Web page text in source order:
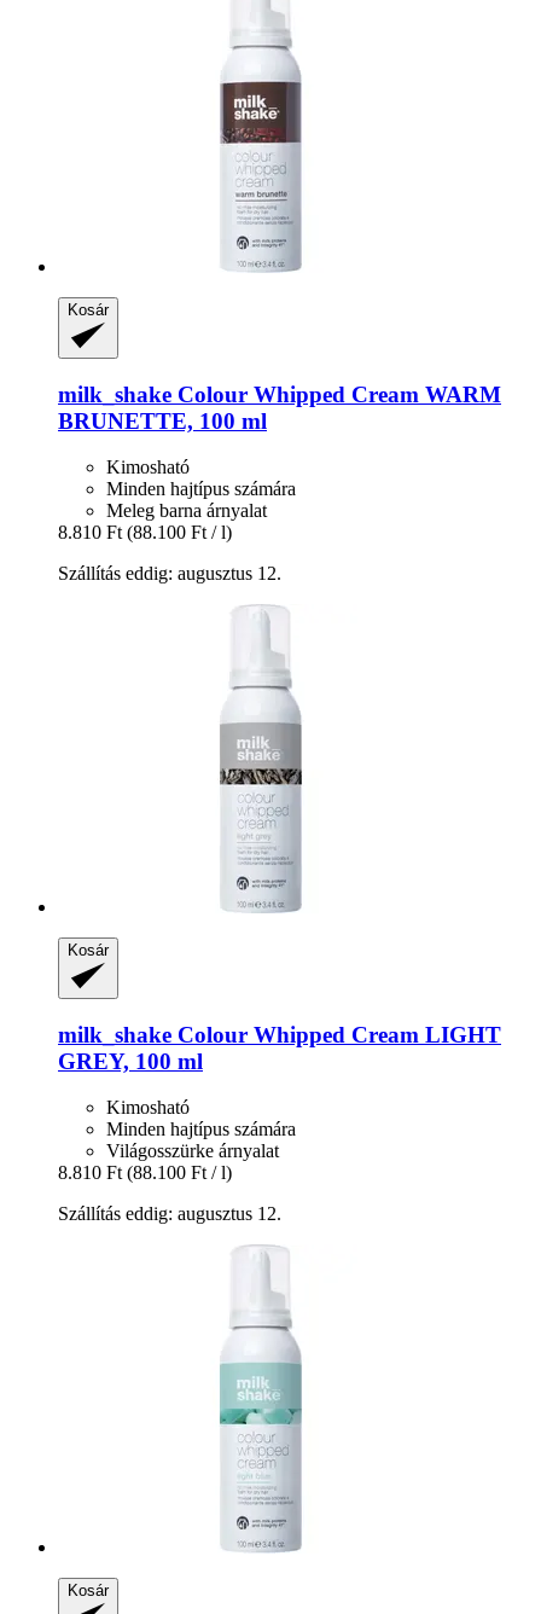
Kosár
milk_shake Colour Whipped Cream WARM
BRUNETTE, 100 ml
Kimosható
Minden hajtípus számára
Meleg barna árnyalat
8.810 Ft (88.100 Ft / l)
Szállítás eddig: augusztus 12.
Kosár
milk_shake Colour Whipped Cream LIGHT
GREY, 100 ml
Kimosható
Minden hajtípus számára
Világosszürke árnyalat
8.810 Ft (88.100 Ft / l)
Szállítás eddig: augusztus 12.
Kosár